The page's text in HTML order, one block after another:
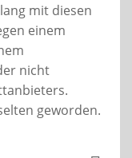
mit diesen
einem
nicht
geworden.